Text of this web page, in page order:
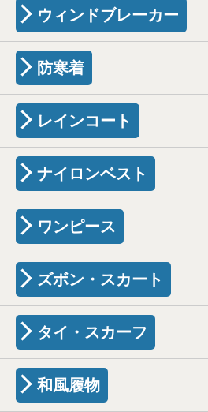
ウィンドブレーカー
防寒着
レインコート
ナイロンベスト
ワンピース
ズボン・スカート
タイ・スカーフ
和風履物